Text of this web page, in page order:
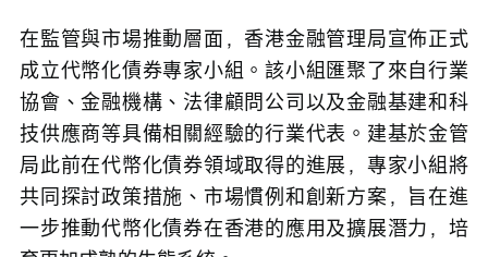
在監管與市場推動層面，香港金融管理局宣佈正式
成立代幣化債券專家小組。該小組匯聚了來自行業
協會、金融機構、法律顧問公司以及金融基建和科
技供應商等具備相關經驗的行業代表。建基於金管
局此前在代幣化債券領域取得的進展，專家小組將
共同探討政策措施、市場慣例和創新方案，旨在進
一步推動代幣化債券在香港的應用及擴展潛力，培